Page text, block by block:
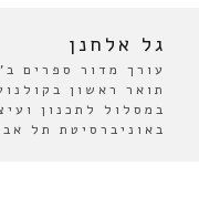
גל אלחנן
תואר ראשון
במסלול לתכנון
באוניברסיטת תל